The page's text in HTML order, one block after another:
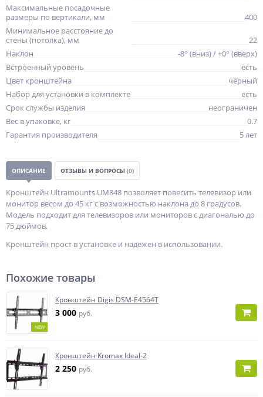
Максимальные посадочные
размеры по вертикали, мм
400
Минимальное расстояние до
стены (потолка), мм
22
Наклон
-8° (вниз) / +0° (вверх)
Встроенный уровень
есть
Цвет кронштейна
чёрный
Набор для установки в комплекте
есть
Срок службы изделия
неограничен
Вес в упаковке, кг
0.7
Гарантия производителя
5 лет
ОПИСАНИЕ ОТЗЫВЫ И ВОПРОСЫ (0)
Кронштейн Ultramounts UM848 позволяет повесить телевизор или
монитор весом до 45 кг с возможностью наклона до 8 градусов.
Модель подходит для телевизоров или мониторов с диагональю до
75 дюймов.
Кронштейн прост в установке и надёжен в использовании.
Похожие товары
NEW
Кронштейн Digis DSM-E4564T
3 000 руб.
Кронштейн Kromax Ideal-2
2 250 руб.